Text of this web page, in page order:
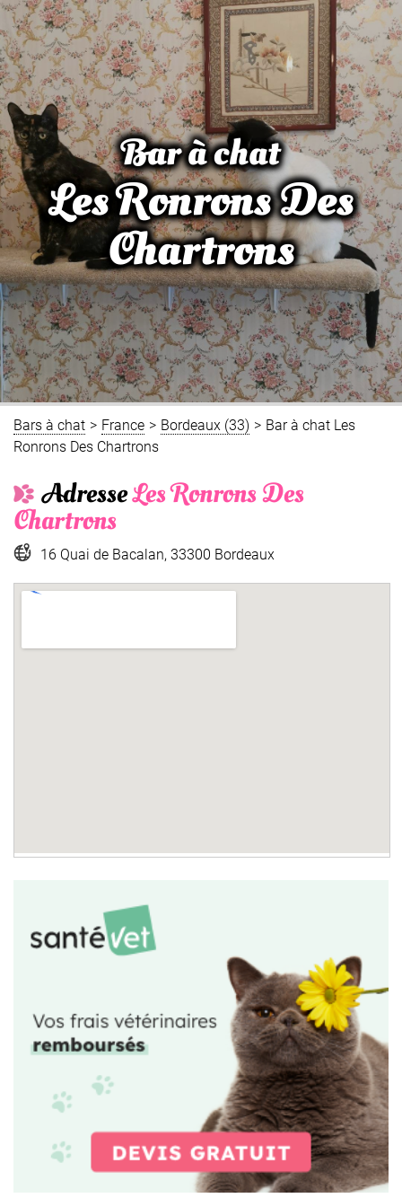
Bar à chat
Les Ronrons Des
Chartrons
Bars à chat > France > Bordeaux (33) > Bar à chat Les
Ronrons Des Chartrons
AdresseLes Ronrons Des
Chartrons
16 Quai de Bacalan, 33300 Bordeaux